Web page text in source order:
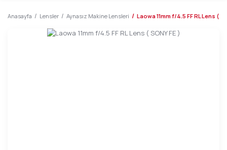
Anasayfa Lensler Aynasız Makine Lensleri Laowa 11mm f/4.5 FF RL Lens (